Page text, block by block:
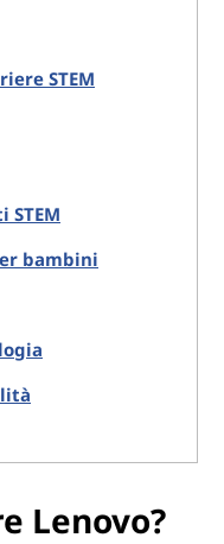
STEM
STEM
bambini
Lenovo?